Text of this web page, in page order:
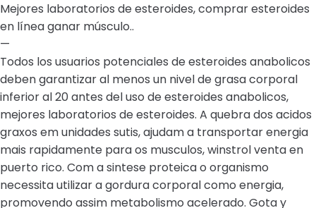
Mejores laboratorios de esteroides, comprar esteroides
en línea ganar músculo..
—
Todos los usuarios potenciales de esteroides anabolicos
deben garantizar al menos un nivel de grasa corporal
inferior al 20 antes del uso de esteroides anabolicos,
mejores laboratorios de esteroides. A quebra dos acidos
graxos em unidades sutis, ajudam a transportar energia
mais rapidamente para os musculos, winstrol venta en
puerto rico. Com a sintese proteica o organismo
necessita utilizar a gordura corporal como energia,
promovendo assim metabolismo acelerado. Gota y